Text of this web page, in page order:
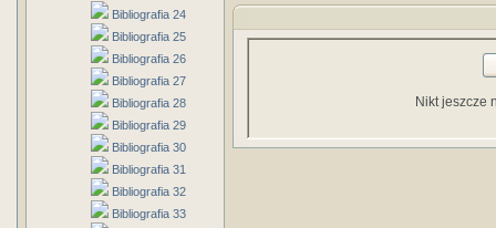
Bibliografia 24
Bibliografia 25
Bibliografia 26
Bibliografia 27
Bibliografia 28
Bibliografia 29
Bibliografia 30
Bibliografia 31
Bibliografia 32
Bibliografia 33
Nikt jeszcze